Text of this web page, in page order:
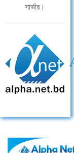
সার্ভার।